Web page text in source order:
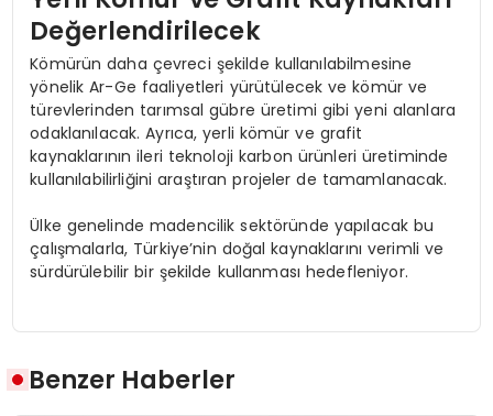
Değerlendirilecek
Kömürün daha çevreci şekilde kullanılabilmesine
yönelik Ar-Ge faaliyetleri yürütülecek ve kömür ve
türevlerinden tarımsal gübre üretimi gibi yeni alanlara
odaklanılacak. Ayrıca, yerli kömür ve grafit
kaynaklarının ileri teknoloji karbon ürünleri üretiminde
kullanılabilirliğini araştıran projeler de tamamlanacak.
Ülke genelinde madencilik sektöründe yapılacak bu
çalışmalarla, Türkiye’nin doğal kaynaklarını verimli ve
sürdürülebilir bir şekilde kullanması hedefleniyor.
Benzer Haberler